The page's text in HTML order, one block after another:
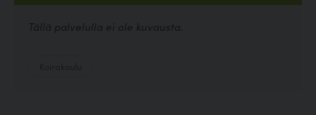
Tällä palvelulla ei ole kuvausta.